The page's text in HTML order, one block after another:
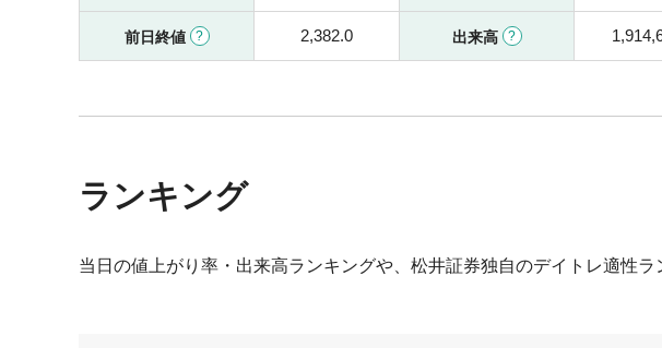
前日終値 2,382.0 出来高
ランキング
当日の値上がり率・出来高ランキングや、松井証券独自のデイトレ適性ラ